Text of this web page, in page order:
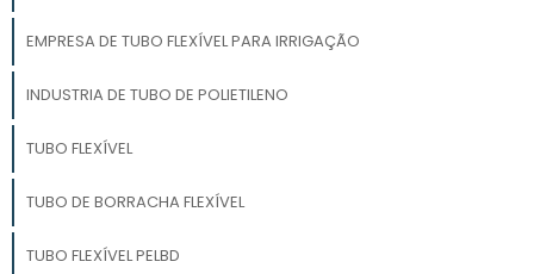
EMPRESA DE TUBO FLEXÍVEL PARA IRRIGAÇÃO
INDUSTRIA DE TUBO DE POLIETILENO
TUBO FLEXÍVEL
TUBO DE BORRACHA FLEXÍVEL
TUBO FLEXÍVEL PELBD